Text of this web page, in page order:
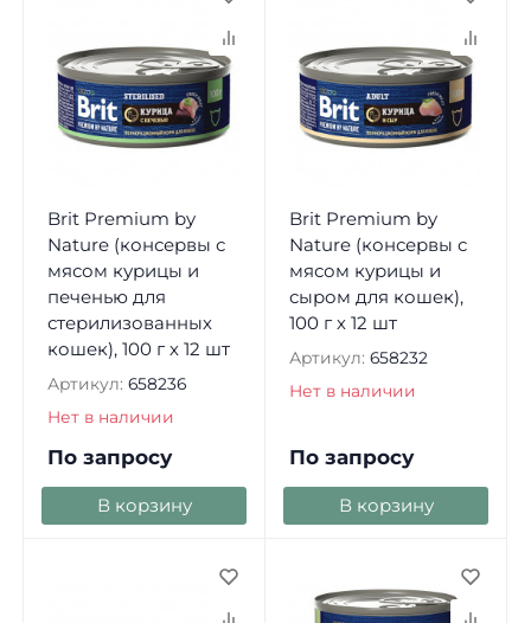
Brit Premium by
Nature (консервы с
мясом курицы и
печенью для
стерилизованных
кошек), 100 г х 12 шт
Артикул: 658236
Нет в наличии
По запросу
В корзину
Brit Premium by
Nature (консервы с
мясом курицы и
сыром для кошек),
100 г х 12 шт
Артикул: 658232
Нет в наличии
По запросу
В корзину